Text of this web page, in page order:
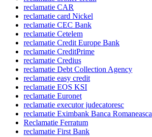
reclamatie CAR
reclamatie card Nickel
reclamatie CEC Bank
reclamatie Cetelem
reclamatie Credit Europe Bank
reclamatie CreditPrime
reclamatie Credius
reclamatie Debt Collection Agency
reclamatie easy credit
reclamatie EOS KSI
reclamatie Euronet
reclamatie executor judecatoresc
reclamatie Eximbank Banca Romaneasca
Reclamatie Ferratum
reclamatie First Bank